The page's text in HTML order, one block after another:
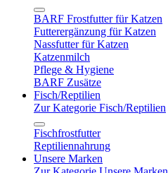
BARF Frostfutter für Katzen
Futterergänzung für Katzen
Nassfutter für Katzen
Katzenmilch
Pflege & Hygiene
BARF Zusätze
Fisch/Reptilien
Zur Kategorie Fisch/Reptilien
Fischfrostfutter
Reptiliennahrung
Unsere Marken